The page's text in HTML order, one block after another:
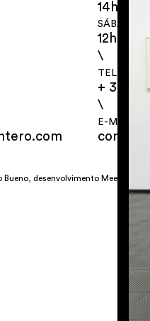
14h – 18h
SÁBADOS
12h – 18h
\
TELEFONE
+ 32 2
\
E-MAIL
Bueno, desenvolvimento Meest Digital